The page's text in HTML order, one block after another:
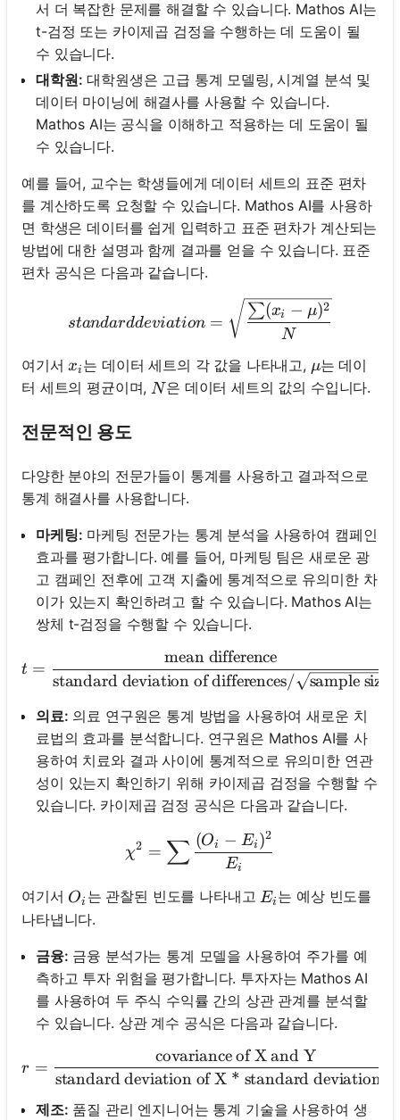
서 더 복잡한 문제를 해결할 수 있습니다. Mathos AI는
t-검정 또는 카이제곱 검정을 수행하는 데 도움이 될
수 있습니다.
대학원: 대학원생은 고급 통계 모델링, 시계열 분석 및
데이터 마이닝에 해결사를 사용할 수 있습니다.
Mathos AI는 공식을 이해하고 적용하는 데 도움이 될
수 있습니다.
예를 들어, 교수는 학생들에게 데이터 세트의 표준 편차
를 계산하도록 요청할 수 있습니다. Mathos AI를 사용하
면 학생은 데이터를 쉽게 입력하고 표준 편차가 계산되는
방법에 대한 설명과 함께 결과를 얻을 수 있습니다. 표준
편차 공식은 다음과 같습니다.
standard deviation =
standarddeviation =
N
∑(xi − μ)2
여기서x_i
xi 는 데이터 세트의 각 값을 나타내고, \mu
μ는 데이
터 세트의 평균이며, N
N은 데이터 세트의 값의 수입니다.
전문적인 용도
다양한 분야의 전문가들이 통계를 사용하고 결과적으로
통계 해결사를 사용합니다.
마케팅: 마케팅 전문가는 통계 분석을 사용하여 캠페인
효과를 평가합니다. 예를 들어, 마케팅 팀은 새로운 광
고 캠페인 전후에 고객 지출에 통계적으로 유의미한 차
이가 있는지 확인하려고 할 수 있습니다. Mathos AI는
쌍체 t-검정을 수행할 수 있습니다.
t = \frac{\text{mean
t =
standard deviation of differences/ sample size
mean difference
의료: 의료 연구원은 통계 방법을 사용하여 새로운 치
료법의 효과를 분석합니다. 연구원은 Mathos AI를 사
용하여 치료와 결과 사이에 통계적으로 유의미한 연관
성이 있는지 확인하기 위해 카이제곱 검정을 수행할 수
있습니다. 카이제곱 검정 공식은 다음과 같습니다.
\chi^2 = \sum \frac{(O_i
χ2 = ∑ Ei
(Oi − Ei )2
여기서 O_i
Oi 는 관찰된 빈도를 나타내고 E_i
Ei 는 예상 빈도를
나타냅니다.
금융: 금융 분석가는 통계 모델을 사용하여 주가를 예
측하고 투자 위험을 평가합니다. 투자자는 Mathos AI
를 사용하여 두 주식 수익률 간의 상관 관계를 분석할
수 있습니다. 상관 계수 공식은 다음과 같습니다.
r =
r =
standard deviation of X * standard deviation
covariance of X and Y
제조: 품질 관리 엔지니어는 통계 기술을 사용하여 생